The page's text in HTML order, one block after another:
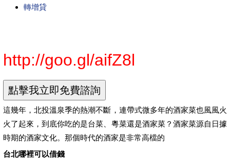
轉增貸
http://goo.gl/aifZ8l
這幾年，北投溫泉季的熱潮不斷，連帶式微多年的酒家菜也風風火
火了起來，到底你吃的是台菜、粵菜還是酒家菜？酒家菜源自日據
時期的酒家文化。那個時代的酒家是非常高檔的
台北哪裡可以借錢